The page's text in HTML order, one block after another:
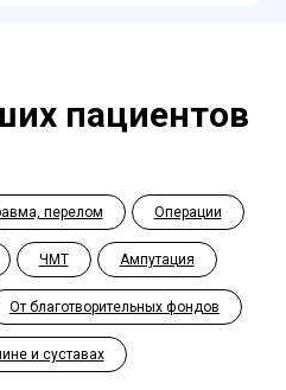
пациентов
перелом Операции
ЧМТ Ампутация
От благотворительных фондов
и суставах